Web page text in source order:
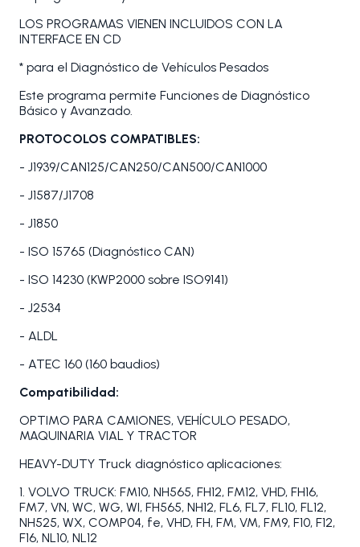
LOS PROGRAMAS VIENEN INCLUIDOS CON LA
INTERFACE EN CD
* para el Diagnóstico de Vehículos Pesados
Este programa permite Funciones de Diagnóstico
Básico y Avanzado.
PROTOCOLOS COMPATIBLES:
- J1939/CAN125/CAN250/CAN500/CAN1000
- J1587/J1708
- J1850
- ISO 15765 (Diagnóstico CAN)
- ISO 14230 (KWP2000 sobre ISO9141)
- J2534
- ALDL
- ATEC 160 (160 baudios)
Compatibilidad:
OPTIMO PARA CAMIONES, VEHÍCULO PESADO,
MAQUINARIA VIAL Y TRACTOR
HEAVY-DUTY Truck diagnóstico aplicaciones:
1. VOLVO TRUCK: FM10, NH565, FH12, FM12, VHD, FH16,
FM7, VN, WC, WG, WI, FH565, NH12, FL6, FL7, FL10, FL12,
NH525, WX, COMP04, fe, VHD, FH, FM, VM, FM9, F10, F12,
F16, NL10, NL12